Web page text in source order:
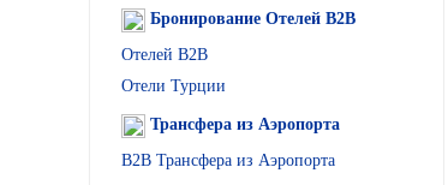
Бронирование Oтелей B2B
Oтелей B2B
Отели Турции
Трансфера из Аэропорта
B2B Трансфера из Аэропорта